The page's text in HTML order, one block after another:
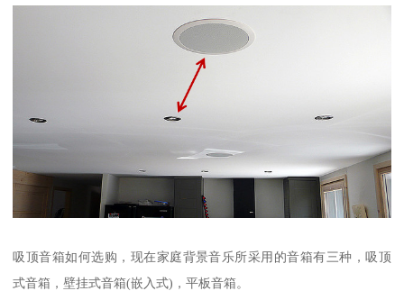
吸顶音箱如何选购，现在家庭背景音乐所采用的音箱有三种，吸顶
式音箱，壁挂式音箱(嵌入式)，平板音箱。